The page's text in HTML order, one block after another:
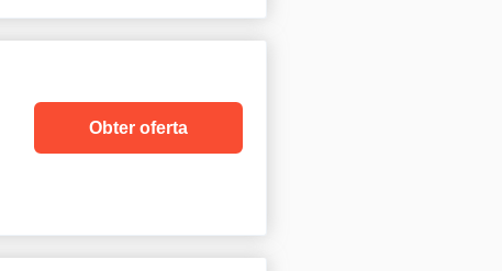
Obter oferta